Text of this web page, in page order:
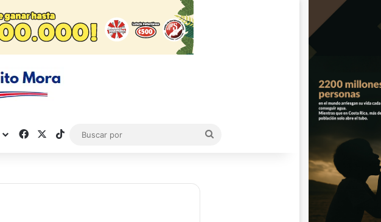
FacebookTikTok